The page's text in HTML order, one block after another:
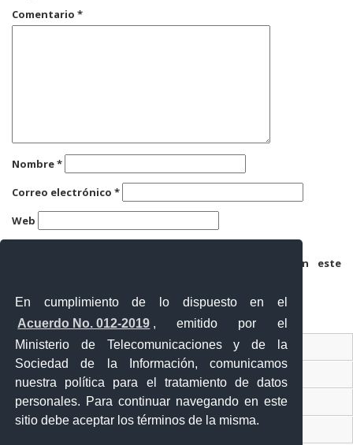
En cumplimiento de lo dispuesto en el
Acuerdo No. 012-2019 , emitido por el
Ministerio de Telecomunicaciones y de la
Sociedad de la Información, comunicamos
nuestra política para el tratamiento de datos
personales. Para continuar navegando en este
sitio debe aceptar los términos de la misma.
Comentario *
Nombre*
Correo electrónico *
Web
Guarda mi nombre, correo electrónico y web en este
Ventanilla Única Virtual
Ventanilla Única de Comercio Exterior
Gobierno Abierto
Visor Ciudadano